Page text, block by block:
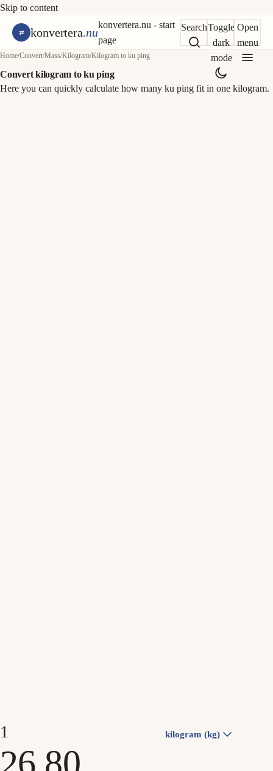
Skip to content
konvertera.nu
konvertera.nu - start
page
SearchToggle
dark
mode
Open
menu
Home/Convert/Mass/Kilogram/Kilogram to ku ping
Convert kilogram to ku ping
Here you can quickly calculate how many ku ping fit in one kilogram.
kilogram (kg)